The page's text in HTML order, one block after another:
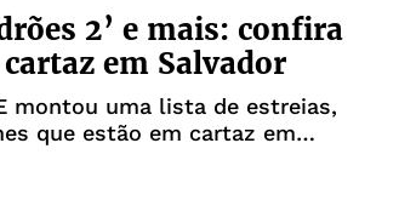
2’ e mais: confira
em Salvador
montou uma lista de estreias,
que estão em cartaz em